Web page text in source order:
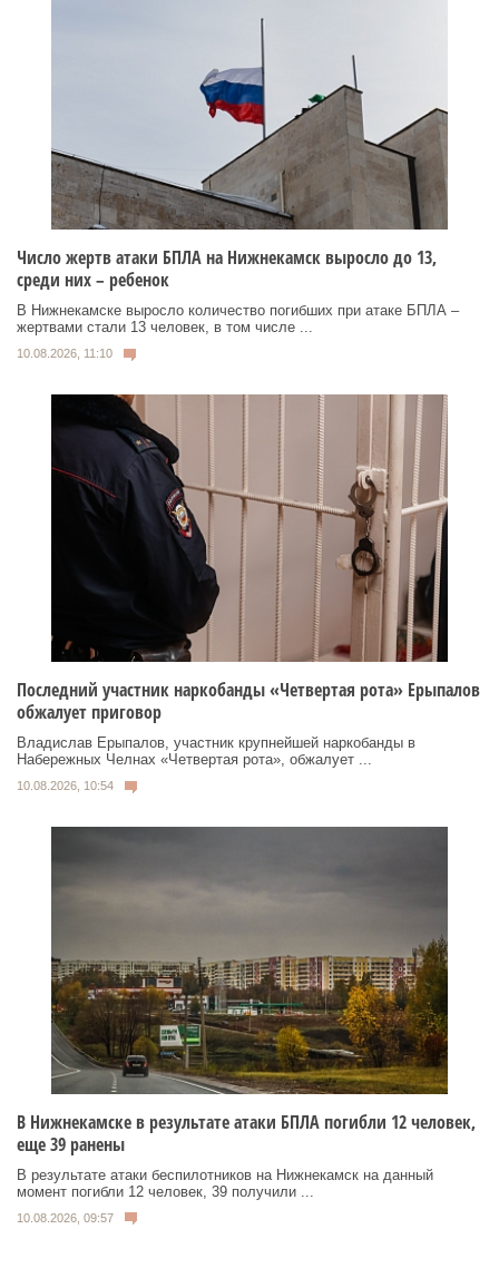
Число жертв атаки БПЛА на Нижнекамск выросло до 13,
среди них – ребенок
В Нижнекамске выросло количество погибших при атаке БПЛА –
жертвами стали 13 человек, в том числе ...
10.08.2026, 11:10
Последний участник наркобанды «Четвертая рота» Ерыпалов
обжалует приговор
Владислав Ерыпалов, участник крупнейшей наркобанды в
Набережных Челнах «Четвертая рота», обжалует ...
10.08.2026, 10:54
В Нижнекамске в результате атаки БПЛА погибли 12 человек,
еще 39 ранены
В результате атаки беспилотников на Нижнекамск на данный
момент погибли 12 человек, 39 получили ...
10.08.2026, 09:57